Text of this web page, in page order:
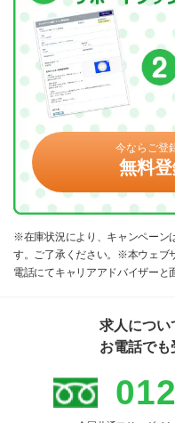
今ならご登
無料
※在庫状況により、キャンペーン
す。ご了承ください。※本ウェブ
電話にてキャリアアドバイザーと
求人につい
お電話で